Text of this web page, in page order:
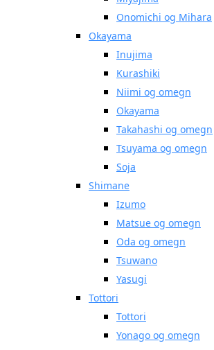
Onomichi og Mihara
Okayama
Inujima
Kurashiki
Niimi og omegn
Okayama
Takahashi og omegn
Tsuyama og omegn
Soja
Shimane
Izumo
Matsue og omegn
Oda og omegn
Tsuwano
Yasugi
Tottori
Tottori
Yonago og omegn